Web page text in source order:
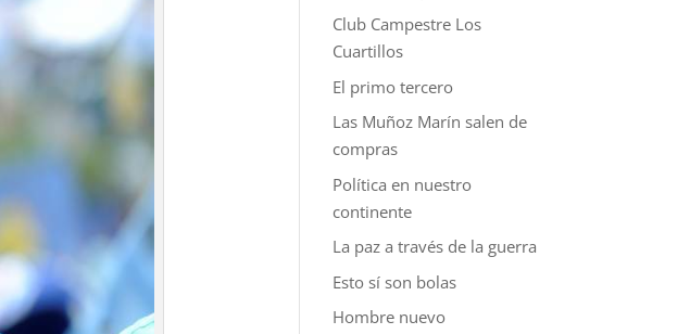
Club Campestre Los
Cuartillos
El primo tercero
Las Muñoz Marín salen de
compras
Política en nuestro
continente
La paz a través de la guerra
Esto sí son bolas
Hombre nuevo